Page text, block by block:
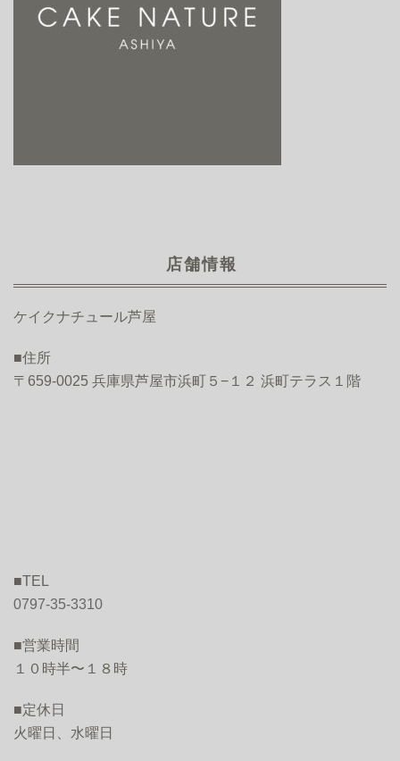
店舗情報
ケイクナチュール芦屋
■住所
〒659-0025 兵庫県芦屋市浜町５−１２ 浜町テラス１階
■TEL
0797-35-3310
■営業時間
１０時半〜１８時
■定休日
火曜日、水曜日